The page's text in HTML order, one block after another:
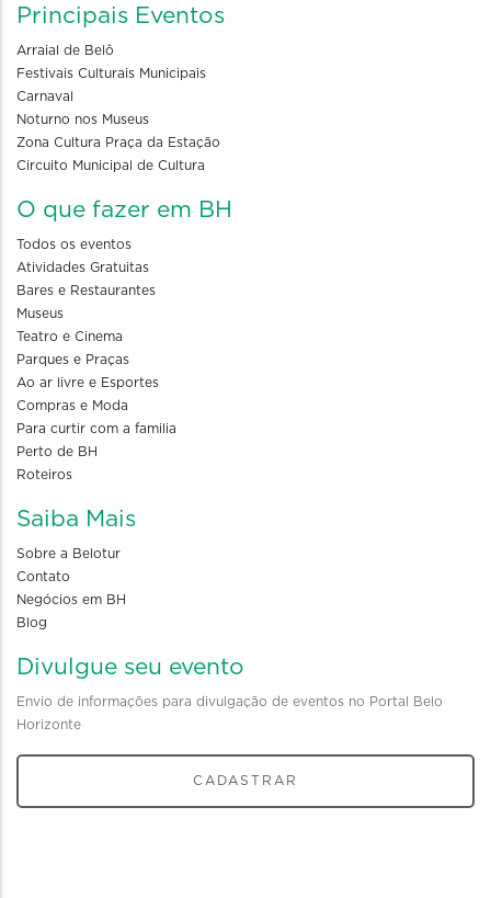
Principais Eventos
Arraial de Belô
Festivais Culturais Municipais
Carnaval
Noturno nos Museus
Zona Cultura Praça da Estação
Circuito Municipal de Cultura
O que fazer em BH
Todos os eventos
Atividades Gratuitas
Bares e Restaurantes
Museus
Teatro e Cinema
Parques e Praças
Ao ar livre e Esportes
Compras e Moda
Para curtir com a familia
Perto de BH
Roteiros
Saiba Mais
Sobre a Belotur
Contato
Negócios em BH
Blog
Divulgue seu evento
Envio de informações para divulgação de eventos no Portal Belo
Horizonte
CADASTRAR